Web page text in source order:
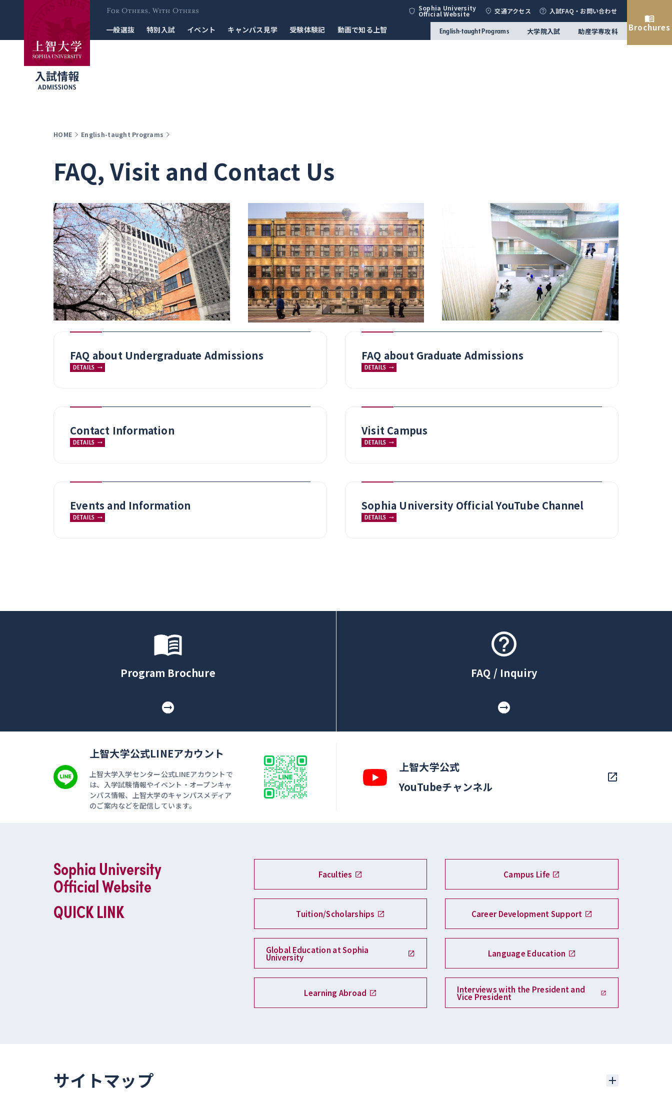
For Others, With
Others
Sophia University
Official Website 交通アクセス 入試FAQ・お問い合わせ
一般選抜 特別入試 イベント キャンパス見学 受験体験記 動画で知る上智 English-taught Programs 大学院入試 助産学専攻科 Brochures
HOME English-taught Programs
FAQ, Visit and Contact Us
FAQ about Undergraduate Admissions
DETAILS
FAQ about Graduate Admissions
DETAILS
Contact Information
DETAILS
Visit Campus
DETAILS
Events and Information
DETAILS
Sophia University Official YouTube Channel
DETAILS
Program Brochure FAQ / Inquiry
上智大学公式LINEアカウント
上智大学入学センター公式LINEアカウントで
は、入学試験情報やイベント・オープンキャ
ンパス情報、上智大学のキャンパスメディア
のご案内などを配信しています。
上智大学公式
YouTubeチャンネル
Sophia University
Official Website
QUICK LINK
Faculties Campus Life
Tuition/Scholarships Career Development Support
Global Education at Sophia
University Language Education
Learning Abroad Interviews with the President and
Vice President
サイトマップ